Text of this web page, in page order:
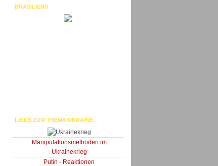
BRASILIENS
LINKS ZUM THEMA UKRAINE
Manipulationsmethoden im
Ukrainekrieg
Putin - Reaktionen